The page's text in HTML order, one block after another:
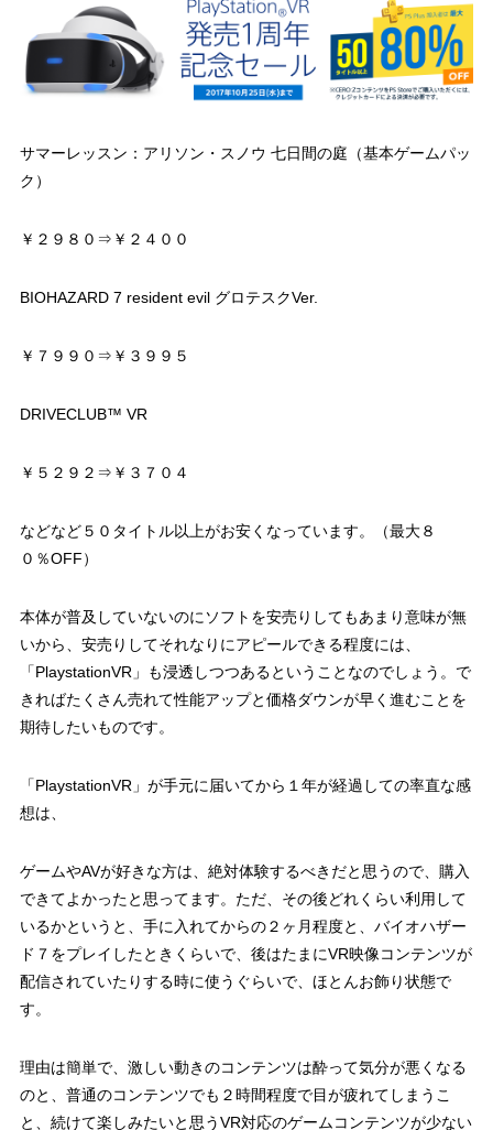
サマーレッスン：アリソン・スノウ 七日間の庭（基本ゲームパッ
ク）
￥２９８０⇒￥２４００
BIOHAZARD 7 resident evil グロテスクVer.
￥７９９０⇒￥３９９５
DRIVECLUB™ VR
￥５２９２⇒￥３７０４
などなど５０タイトル以上がお安くなっています。（最大８
０％OFF）
本体が普及していないのにソフトを安売りしてもあまり意味が無
いから、安売りしてそれなりにアピールできる程度には、
「PlaystationVR」も浸透しつつあるということなのでしょう。で
きればたくさん売れて性能アップと価格ダウンが早く進むことを
期待したいものです。
「PlaystationVR」が手元に届いてから１年が経過しての率直な感
想は、
ゲームやAVが好きな方は、絶対体験するべきだと思うので、購入
できてよかったと思ってます。ただ、その後どれくらい利用して
いるかというと、手に入れてからの２ヶ月程度と、バイオハザー
ド７をプレイしたときくらいで、後はたまにVR映像コンテンツが
配信されていたりする時に使うぐらいで、ほとんお飾り状態で
す。
理由は簡単で、激しい動きのコンテンツは酔って気分が悪くなる
のと、普通のコンテンツでも２時間程度で目が疲れてしまうこ
と、続けて楽しみたいと思うVR対応のゲームコンテンツが少ない